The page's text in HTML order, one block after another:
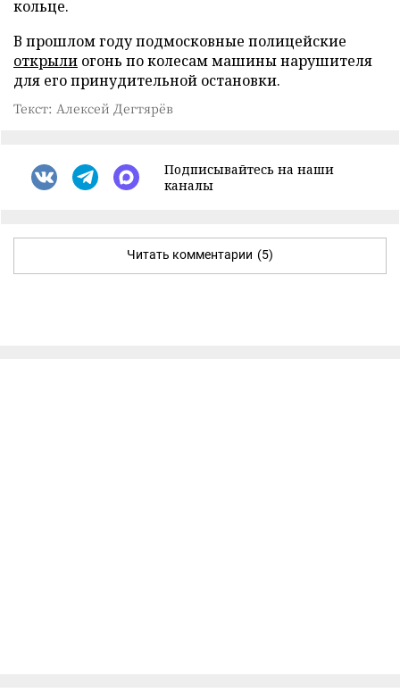
кольце.
В прошлом году подмосковные полицейские
открыли огонь по колесам машины нарушителя
для его принудительной остановки.
Текст: Алексей Дегтярёв
Подписывайтесь на наши
каналы
Читать комментарии (5)